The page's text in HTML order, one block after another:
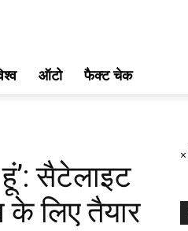
ऑटो फैक्ट चेक
सैटेलाइट
के लिए तैयार
×